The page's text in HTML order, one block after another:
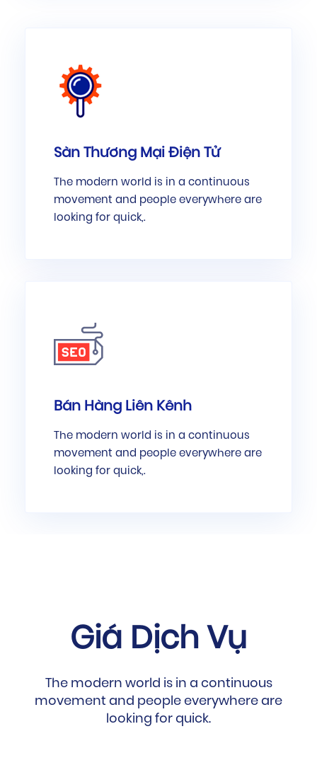
Sàn Thương Mại Điện Tử
The modern world is in a continuous
movement and people everywhere are
looking for quick,.
Bán Hàng Liên Kênh
The modern world is in a continuous
movement and people everywhere are
looking for quick,.
Giá Dịch Vụ
The modern world is in a continuous
movement and people everywhere are
looking for quick.